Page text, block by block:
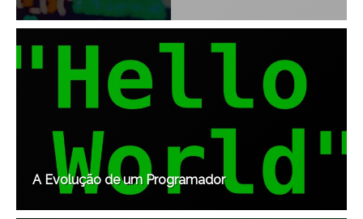
A Evolução de um Programador